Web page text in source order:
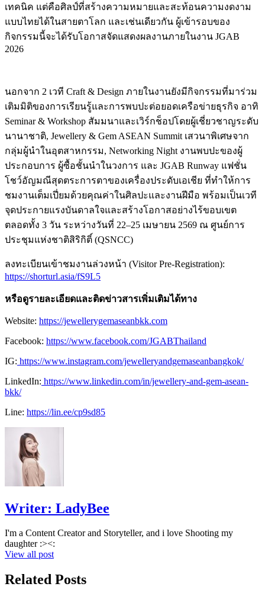
เทคนิค แต่คือศิลป์ที่สร้างความหมายและสะท้อนความงดงาม
แบบไทยได้ในสายตาโลก และเช่นเดียวกัน ผู้เข้ารอบของ
กิจกรรมนี้จะได้รับโอกาสจัดแสดงผลงานภายในงาน JGAB
2026
นอกจาก 2 เวที Craft & Design ภายในงานยังมีกิจกรรมที่มาร่วม
เติมมิติของการเรียนรู้และการพบปะต่อยอดเครือข่ายธุรกิจ อาทิ
Seminar & Workshop สัมมนาและเวิร์กช็อปโดยผู้เชี่ยวชาญระดับ
นานาชาติ, Jewellery & Gem ASEAN Summit เสวนาพิเศษจาก
กลุ่มผู้นำในอุตสาหกรรม, Networking Night งานพบปะของผู้
ประกอบการ ผู้ซื้อชั้นนำในวงการ และ JGAB Runway แฟชั่น
โชว์อัญมณีสุดตระการตาของเครื่องประดับเอเชีย ที่ทำให้การ
ชมงานเต็มเปี่ยมด้วยคุณค่าในศิลปะและงานฝีมือ พร้อมเป็นเวที
จุดประกายแรงบันดาลใจและสร้างโอกาสอย่างไร้ขอบเขต
ตลอดทั้ง 3 วัน ระหว่างวันที่ 22–25 เมษายน 2569 ณ ศูนย์การ
ประชุมแห่งชาติสิริกิติ์ (QSNCC)
ลงทะเบียนเข้าชมงานล่วงหน้า (Visitor Pre-Registration):
https://shorturl.asia/fS9L5
หรือดูรายละเอียดและติดข่าวสารเพิ่มเติมได้ทาง
Website: https://jewellerygemaseanbkk.com
Facebook: https://www.facebook.com/JGABThailand
IG: https://www.instagram.com/jewelleryandgemaseanbangkok/
LinkedIn: https://www.linkedin.com/in/jewellery-and-gem-asean-
bkk/
Line: https://lin.ee/cp9sd85
Writer: LadyBee
I'm a Content Creator and Storyteller, and i love Shooting my
daughter :><:
View all post
Related Posts